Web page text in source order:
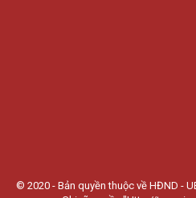
© 2020 - Bản quyền thuộc về HĐND -